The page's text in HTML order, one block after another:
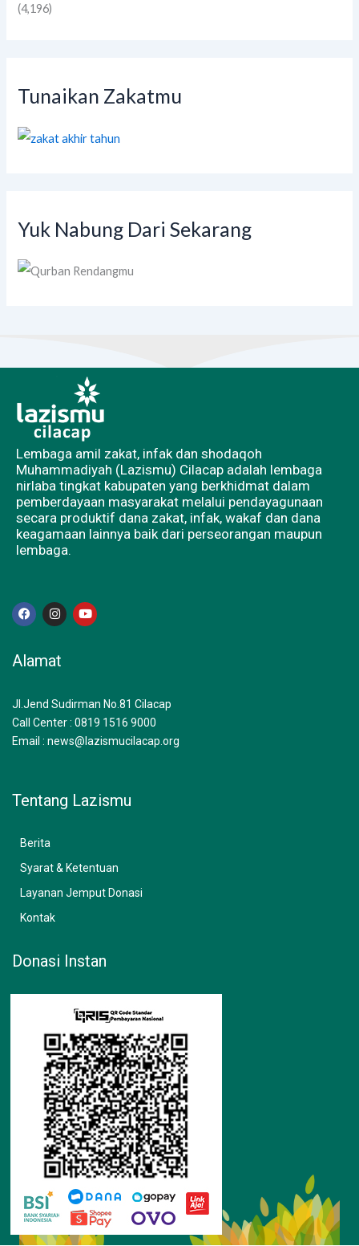
(4,196)
Tunaikan Zakatmu
Yuk Nabung Dari Sekarang
Lembaga amil zakat, infak dan shodaqoh
Muhammadiyah (Lazismu) Cilacap adalah lembaga
nirlaba tingkat kabupaten yang berkhidmat dalam
pemberdayaan masyarakat melalui pendayagunaan
secara produktif dana zakat, infak, wakaf dan dana
keagamaan lainnya baik dari perseorangan maupun
lembaga.
F
a
c
o
I
n
s
g
m
Y
o
u
Alamat
Jl.Jend Sudirman No.81 Cilacap
Call Center : 0819 1516 9000
Email : news@lazismucilacap.org
Tentang Lazismu
Berita
Syarat & Ketentuan
Layanan Jemput Donasi
Kontak
Donasi Instan